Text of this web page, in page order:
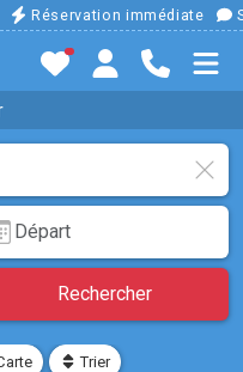
Réservation immédiate
Rechercher
Trier